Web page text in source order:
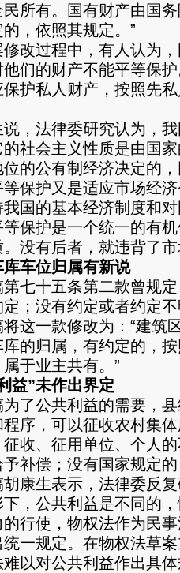
所有。国有财产由国
，依照其规定。”
过程中，有人认为，
们的财产不能平等保
护私人财产，按照先
法律委研究认为，我
社会主义性质是由国
位的公有制经济决定的
保护又是适应市场经
我国的基本经济制度和
保护是一个统一的有
没有后者，就违背了
车位归属有新说
十五条第二款曾规定
；没有约定或者约定
一款修改为：“建筑
的归属，有约定的，
于业主共有。”
”未作出界定
公共利益的需要，县
序，可以征收农村集
收、征用单位、个人
予补偿；没有国家规定
生表示，法律委反复
，公共利益是不同的
的行使，物权法作为民
一规定。在物权法草
以对公共利益作出具